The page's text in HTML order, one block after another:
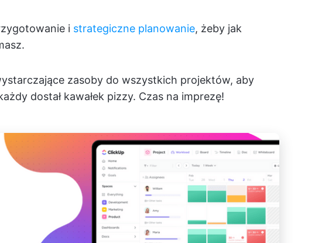
i strategiczne planowanie, żeby jak
zasoby do wszystkich projektów, aby
dostał kawałek pizzy. Czas na imprezę!